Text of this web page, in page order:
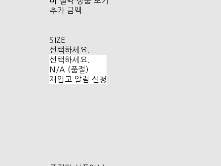
추가 금액
SIZE
선택하세요.
선택하세요.
N/A (품절)
재입고 알림 신청